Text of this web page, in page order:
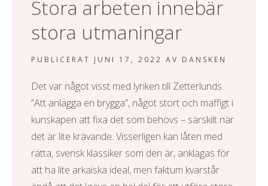
Stora arbeten innebär
stora utmaningar
PUBLICERAT JUNI 17, 2022 AV DANSKEN
Det var något visst med lyriken till Zetterlunds
”Att anlägga en brygga”, något stort och maffigt i
kunskapen att fixa det som behövs – särskilt när
det är lite krävande. Visserligen kan låten med
rätta, svensk klassiker som den är, anklagas för
att ha lite arkaiska ideal, men faktum kvarstår